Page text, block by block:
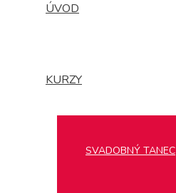
ÚVOD
KURZY
SVADOBNÝ TANEC